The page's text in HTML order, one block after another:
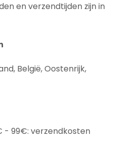
en verzendtijden zijn in
België, Oostenrijk,
- 99€: verzendkosten